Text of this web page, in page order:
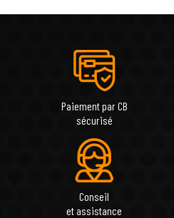
Paiement par CB
sécurisé
Conseil
et assistance